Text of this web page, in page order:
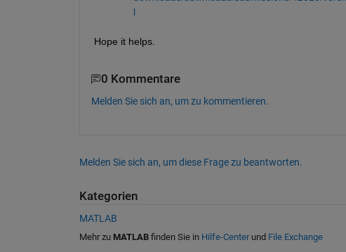
l
Hope it helps.
0 Kommentare
Melden Sie sich an, um zu kommentieren.
Melden Sie sich an, um diese Frage zu beantworten.
Kategorien
MATLAB
Mehr zu MATLABfinden Sie in Hilfe-Centerund File Exchange